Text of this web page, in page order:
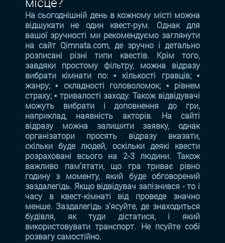
На сьогоднішній день в кожному місті можна
відшукати не один квест-рум. Однак для
вашої зручності ми рекомендуємо заглянути
на сайт Qimnata.com, де зручно і детально
розписані різні типи квестів. Крім того,
завдяки простому фільтру, можна відразу
вибрати кімнати по: • кількості гравців; •
жанру; • складності головоломок; • рівнем
страху; • тривалості заходу. Також відвідувачі
можуть вибрати і доповнення до гри,
наприклад, наявність акторів. На сайті
відразу можна залишити заявку, однак
організатори просять відразу вказати,
скільки буде людей, оскільки деякі квести
розраховані всього на 2-3 людини. Також
важливо пам'ятати, що гра триває рівно
годину з моменту, який буде обговорений
заздалегідь. Якщо відвідувач запізнився - то і
часу в квест-кімнаті від проведе значно
менше. Заздалегідь з'ясуйте, де знаходиться
будівля, як туди дістатися, і який
використовувати транспорт. Не псуйте собі
розвагу самостійно.